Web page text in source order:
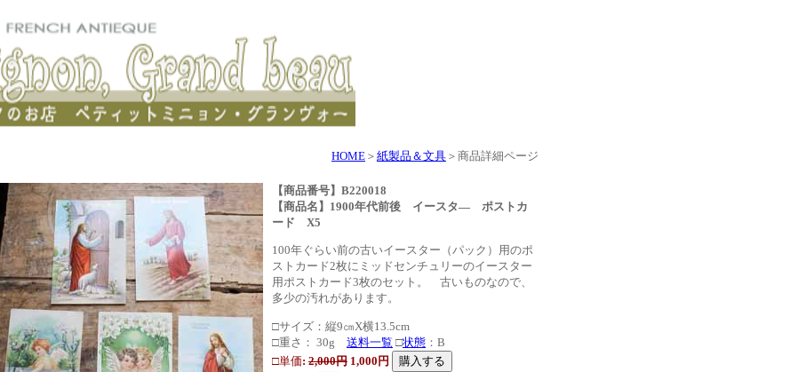
HOME ＞ 紙製品＆文具 ＞商品詳細ページ
【商品番号】B220018
【商品名】 1900年代前後 イースタ― ポストカ
ード X5
100年ぐらい前の古いイースター（パック）用のポ
ストカード2枚にミッドセンチュリーのイースター
用ポストカード3枚のセット。 古いものなので、
多少の汚れがあります。
□サイズ：縦9㎝X横13.5cm
□重さ： 30g 送料一覧 □状態 ：B
□単価: 2,000円 1,000円